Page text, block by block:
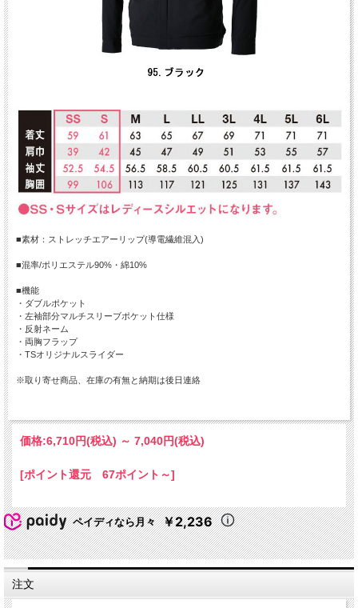
■素材：ストレッチエアーリップ(導電繊維混入)
■混率/ポリエステル90%・綿10%
■機能
・ダブルポケット
・左袖部分マルチスリーブポケット仕様
・反射ネーム
・両胸フラップ
・TSオリジナルスライダー
※取り寄せ商品、在庫の有無と納期は後日連絡
価格:6,710円(税込) ～ 7,040円(税込)
[ポイント還元 67ポイント～]
ペイディなら月々 ￥2,236
注文